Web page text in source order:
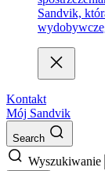
Sandvik,
Kontakt
Mój Sandvik
Search
Wyszukiwanie